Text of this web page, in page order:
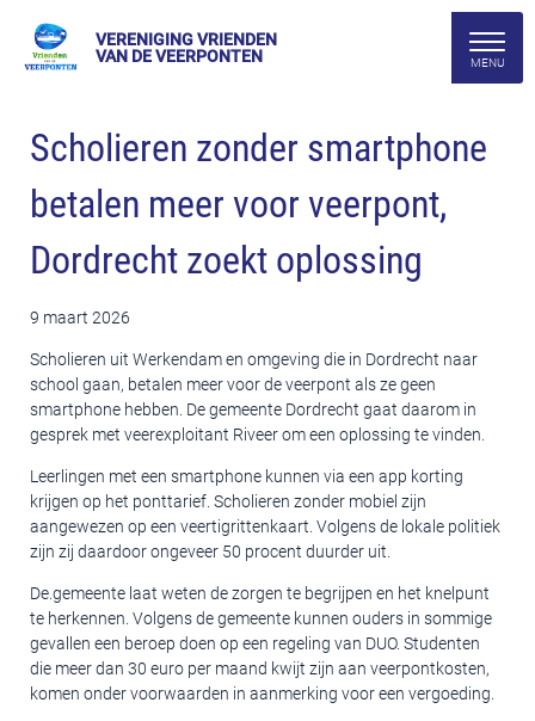
VERENIGING VRIENDEN
VAN DE VEERPONTEN
Scholieren zonder smartphone
betalen meer voor veerpont,
Dordrecht zoekt oplossing
9 maart 2026
Scholieren uit Werkendam en omgeving die in Dordrecht naar
school gaan, betalen meer voor de veerpont als ze geen
smartphone hebben. De gemeente Dordrecht gaat daarom in
gesprek met veerexploitant Riveer om een oplossing te vinden.
Leerlingen met een smartphone kunnen via een app korting
krijgen op het ponttarief. Scholieren zonder mobiel zijn
aangewezen op een veertigrittenkaart. Volgens de lokale politiek
zijn zij daardoor ongeveer 50 procent duurder uit.
De.gemeente laat weten de zorgen te begrijpen en het knelpunt
te herkennen. Volgens de gemeente kunnen ouders in sommige
gevallen een beroep doen op een regeling van DUO. Studenten
die meer dan 30 euro per maand kwijt zijn aan veerpontkosten,
komen onder voorwaarden in aanmerking voor een vergoeding.